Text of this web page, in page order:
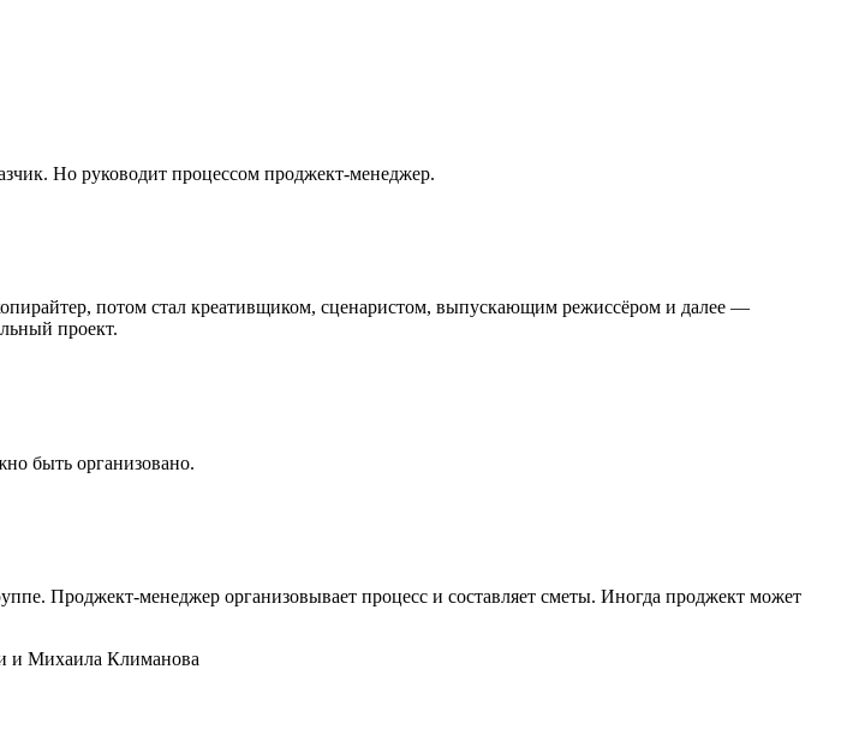
Но руководит процессом проджект-менеджер.
потом стал креативщиком, сценаристом, выпускающим режиссёром и далее —
проект.
быть организовано.
Проджект-менеджер организовывает процесс и составляет сметы. Иногда проджект может